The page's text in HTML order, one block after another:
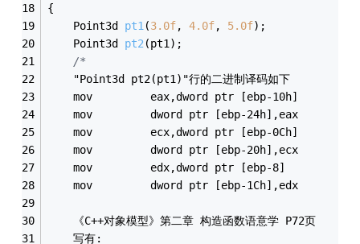
{
Point3d pt1 (3.0f, 4.0f, 5.0f) ;
Point3d pt2 (pt1) ;
/*
	"Point3d pt2(pt1)"行的二进制译码如下
	mov         eax,dword ptr [ebp-10h]
	mov         dword ptr [ebp-24h],eax
	mov         ecx,dword ptr [ebp-0Ch]
	mov         dword ptr [ebp-20h],ecx
	mov         edx,dword ptr [ebp-8]
	mov         dword ptr [ebp-1Ch],edx
	《C++对象模型》第二章 构造函数语意学 P72页
	写有: